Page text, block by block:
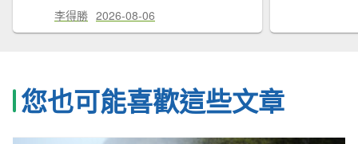
李得勝 2026-08-06
您也可能喜歡這些文章